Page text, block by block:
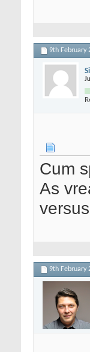
9th February
Cum
As
9th February